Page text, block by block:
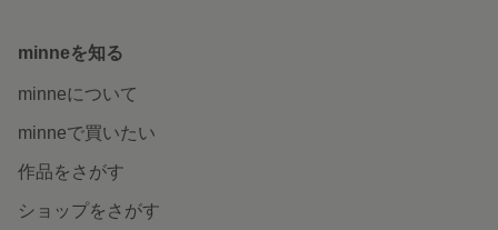
minneを知る
minneについて
minneで買いたい
作品をさがす
ショップをさがす